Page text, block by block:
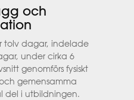
och
tolv dagar, indelade
under cirka 6
genomförs fysiskt
gemensamma
del i utbildningen.